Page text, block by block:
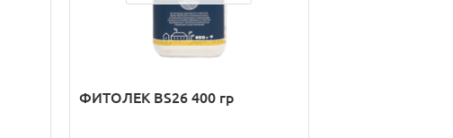
ФИТОЛЕК BS26 400 гр